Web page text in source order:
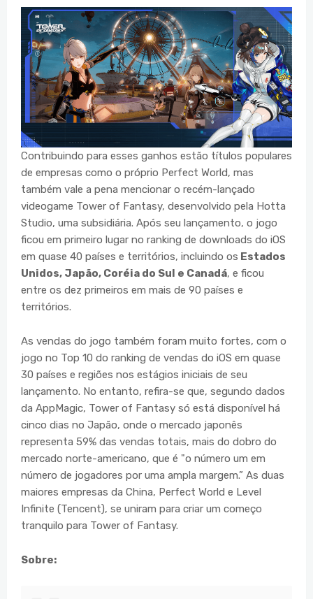
Contribuindo para esses ganhos estão títulos populares
de empresas como o próprio Perfect World, mas
também vale a pena mencionar o recém-lançado
videogame Tower of Fantasy, desenvolvido pela Hotta
Studio, uma subsidiária. Após seu lançamento, o jogo
ficou em primeiro lugar no ranking de downloads do iOS
em quase 40 países e territórios, incluindo os Estados
Unidos, Japão, Coréia do Sul e Canadá, e ficou
entre os dez primeiros em mais de 90 países e
territórios.
As vendas do jogo também foram muito fortes, com o
jogo no Top 10 do ranking de vendas do iOS em quase
30 países e regiões nos estágios iniciais de seu
lançamento. No entanto, refira-se que, segundo dados
da AppMagic, Tower of Fantasy só está disponível há
cinco dias no Japão, onde o mercado japonês
representa 59% das vendas totais, mais do dobro do
mercado norte-americano, que é "o número um em
número de jogadores por uma ampla margem.” As duas
maiores empresas da China, Perfect World e Level
Infinite (Tencent), se uniram para criar um começo
tranquilo para Tower of Fantasy.
Sobre: